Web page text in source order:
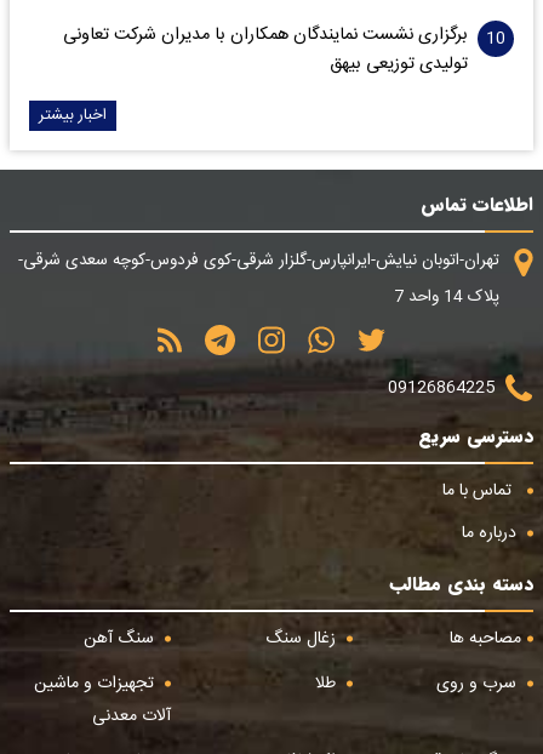
برگزاری نشست نمایندگان همکاران با مدیران شرکت تعاونی
تولیدی توزیعی بیهق
اخبار بیشتر
اطلاعات تماس
تهران-اتوبان نیایش-ایرانپارس-گلزار شرقی-کوی فردوس-کوچه سعدی شرقی-
پلاک 14 واحد 7
09126864225
دسترسی سریع
تماس با ما
درباره ما
دسته بندی مطالب
مصاحبه ها
زغال سنگ
سنگ آهن
سرب و روی
طلا
تجهیزات و ماشین
آلات معدنی